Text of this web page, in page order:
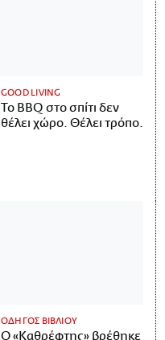
GOOD LIVING
Το BBQ στο σπίτι δεν
θέλει χώρο. Θέλει τρόπο.
ΟΔΗΓΟΣ ΒΙΒΛΙΟΥ
Ο «Καθρέφτης» βρέθηκε